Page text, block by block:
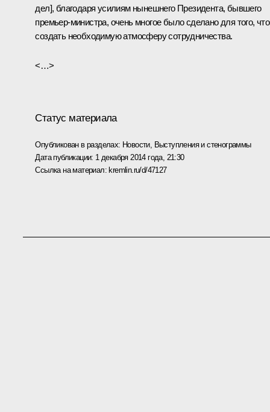
дел], благодаря усилиям нынешнего Президента, бывшего
премьер-министра, очень многое было сделано для того,
создать необходимую атмосферу сотрудничества.
<…>
Статус материала
Опубликован в разделах: Новости, Выступления и стенограммы
Дата публикации: 1 декабря 2014 года, 21:30
Ссылка на материал: kremlin.ru/d/47127